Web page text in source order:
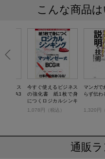
こんな商品
ジネス
タ式A3
今すぐ使えるビジネス
の強化書 紙1枚で身
につくロジカルシンキ
ング
1,078円（税込）
マンガで
らず伝わ
1,320円
通販